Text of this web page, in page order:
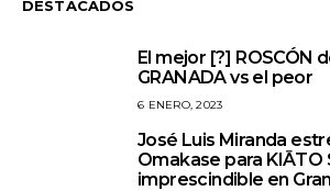
DESTACADOS
El mejor [?] ROSCÓN
GRANADA vs el peor
6 ENERO, 2023
José Luis Miranda
Omakase para KIĀTO
imprescindible en